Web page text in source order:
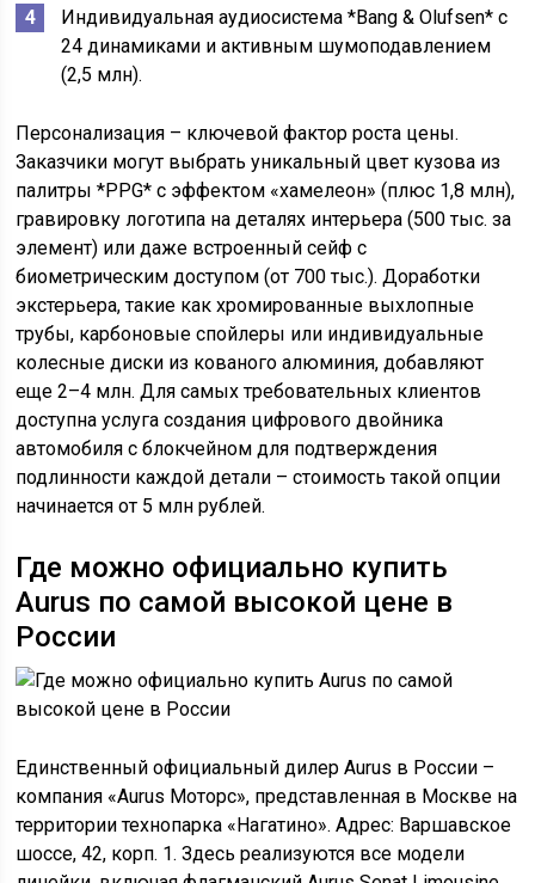
Индивидуальная аудиосистема *Bang & Olufsen* с
24 динамиками и активным шумоподавлением
(2,5 млн).
Персонализация – ключевой фактор роста цены.
Заказчики могут выбрать уникальный цвет кузова из
палитры *PPG* с эффектом «хамелеон» (плюс 1,8 млн),
гравировку логотипа на деталях интерьера (500 тыс. за
элемент) или даже встроенный сейф с
биометрическим доступом (от 700 тыс.). Доработки
экстерьера, такие как хромированные выхлопные
трубы, карбоновые спойлеры или индивидуальные
колесные диски из кованого алюминия, добавляют
еще 2–4 млн. Для самых требовательных клиентов
доступна услуга создания цифрового двойника
автомобиля с блокчейном для подтверждения
подлинности каждой детали – стоимость такой опции
начинается от 5 млн рублей.
Где можно официально купить
Aurus по самой высокой цене в
России
Единственный официальный дилер Aurus в России –
компания «Aurus Моторс», представленная в Москве на
территории технопарка «Нагатино». Адрес: Варшавское
шоссе, 42, корп. 1. Здесь реализуются все модели